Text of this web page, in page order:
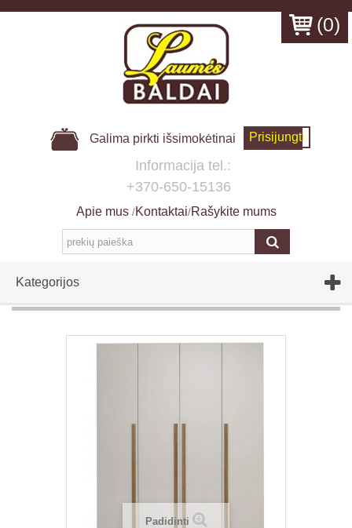
Galima pirkti išsimokėtinai Prisijungti
Informacija tel.:
+370-650-15136
Apie mus /Kontaktai/Rašykite mums
Kategorijos
(0)
Padidinti